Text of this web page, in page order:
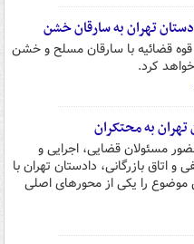
تهران به سارقان خشن
قوه‌ قضائیه با سارقان مسلح و خشن
کرد.
به محتکران
مسئولان قضایی، اجرایی و
و اتاق بازرگانی، دادستان تهران با
موضوع را یکی از محورهای اصلی